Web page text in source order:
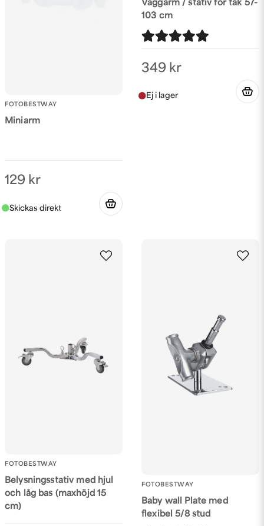
FOTOBESTWAY
Miniarm
129 kr
Väggarm / stativ för tak 57-
103 cm
349 kr
FOTOBESTWAY
Belysningsstativ med hjul
och låg bas (maxhöjd 15
cm)
FOTOBESTWAY
Baby wall Plate med
flexibel 5/8 stud
Skicka fråga